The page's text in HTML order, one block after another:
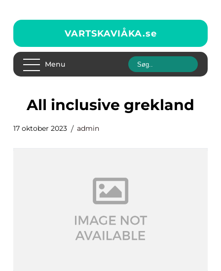
VARTSKAVIÅKA.se
Menu
all inclusive grekland
17 oktober 2023 admin